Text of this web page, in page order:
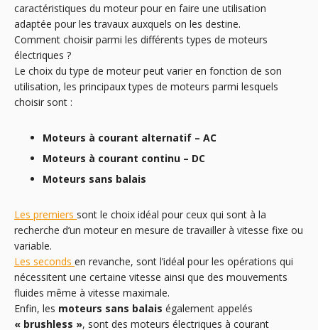
caractéristiques du moteur pour en faire une utilisation
adaptée pour les travaux auxquels on les destine.
Comment choisir parmi les différents types de moteurs
électriques ?
Le choix du type de moteur peut varier en fonction de son
utilisation, les principaux types de moteurs parmi lesquels
choisir sont :
Moteurs à courant alternatif – AC
Moteurs à courant continu – DC
Moteurs sans balais
Les premiers sont le choix idéal pour ceux qui sont à la
recherche d’un moteur en mesure de travailler à vitesse fixe ou
variable.
Les seconds en revanche, sont l’idéal pour les opérations qui
nécessitent une certaine vitesse ainsi que des mouvements
fluides même à vitesse maximale.
Enfin, les moteurs sans balais également appelés
« brushless », sont des moteurs électriques à courant